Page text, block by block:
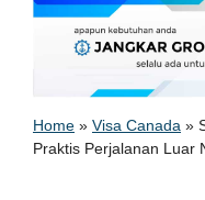
Home » Visa Canada »
Praktis Perjalanan Luar